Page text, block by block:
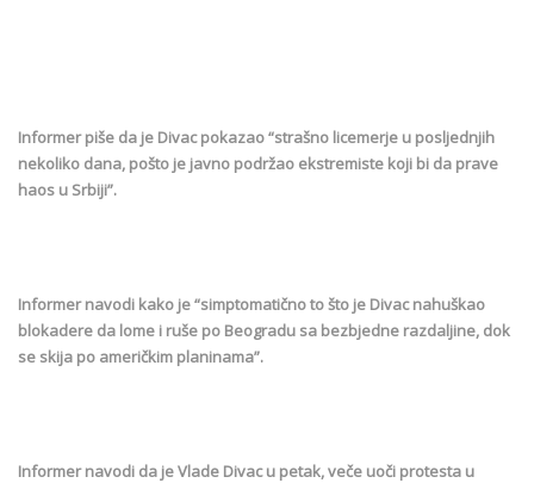
Informer piše da je Divac pokazao “strašno licemerje u posljednjih
nekoliko dana, pošto je javno podržao ekstremiste koji bi da prave
haos u Srbiji”.
Informer navodi kako je “simptomatično to što je Divac nahuškao
blokadere da lome i ruše po Beogradu sa bezbjedne razdaljine, dok
se skija po američkim planinama”.
Informer navodi da je Vlade Divac u petak, veče uoči protesta u